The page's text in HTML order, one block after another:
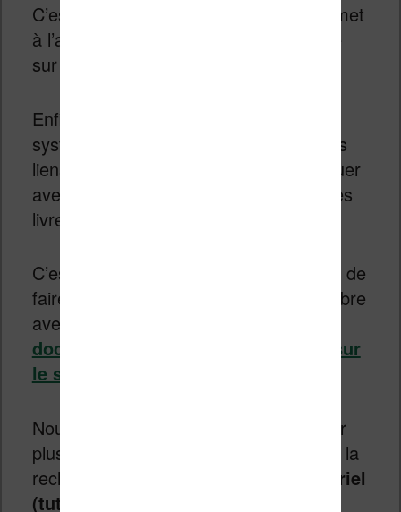
C’est une contrainte technique qui permet
à l’auteur du logiciel d’avancer plus vite
sur les fonctionnalités.
Enfin, Calibre utilise maintenant un
système d’URL qui permet d’utiliser des
liens du type
pour communiquer
avec le logiciel : créer des liens vers des
livres de votre bibliothèque, etc.
C’est un système qui devrait permettre de
faire communiquer plus facilement Calibre
avec les autres logiciels.
documentation est déjà disponible sur
le site officiel
Nous allons maintenant nous intéresser
plus en détail à la synthèse vocale et à la
recherche intégrale avec
un petit tutoriel
(tuto)